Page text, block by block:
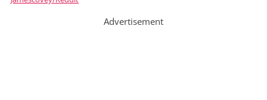
Advertisement